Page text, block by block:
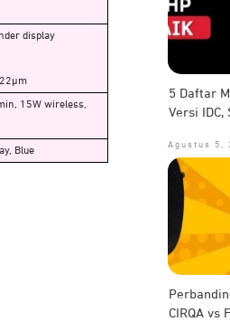
display
15W wireless,
Blue
5 Daftar
Versi
Agustus 5,
CIRQA vs